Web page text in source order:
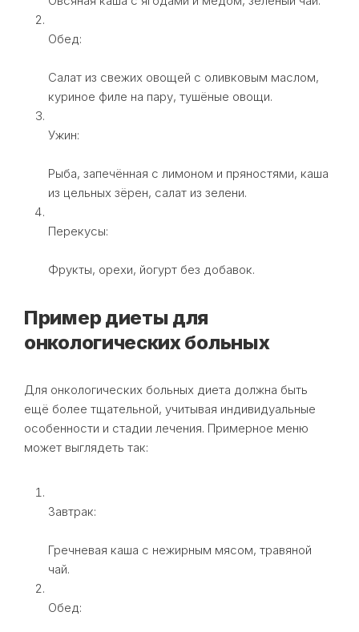
Обед:
Салат из свежих овощей с оливковым маслом,
куриное филе на пару, тушёные овощи.
Ужин:
Рыба, запечённая с лимоном и пряностями, каша
из цельных зёрен, салат из зелени.
Перекусы:
Фрукты, орехи, йогурт без добавок.
Пример диеты для
онкологических больных
Для онкологических больных диета должна быть
ещё более тщательной, учитывая индивидуальные
особенности и стадии лечения. Примерное меню
может выглядеть так:
Завтрак:
Гречневая каша с нежирным мясом, травяной
чай.
Обед: